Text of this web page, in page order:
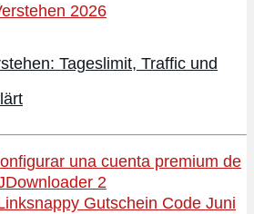
Tageslimit, Traffic und
una cuenta premium de
2
Gutschein Code Juni